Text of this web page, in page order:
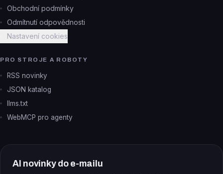
Obchodní podmínky
Odmítnutí odpovědnosti
Nastavení cookies
PRO STROJE A ROBOTY
RSS novinky
JSON katalog
llms.txt
WebMCP pro agenty
AI novinky do e-mailu